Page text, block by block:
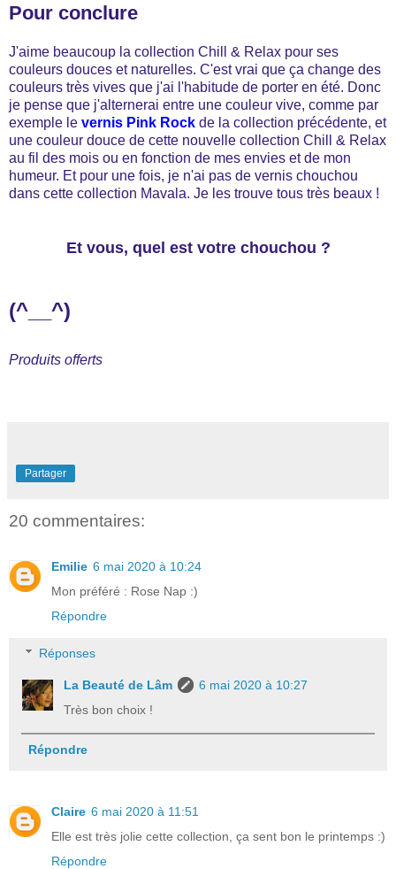
Pour conclure
J'aime beaucoup la collection Chill & Relax pour ses
couleurs douces et naturelles. C'est vrai que ça change des
couleurs très vives que j'ai l'habitude de porter en été. Donc
je pense que j'alternerai entre une couleur vive, comme par
exemple le vernis Pink Rock de la collection précédente, et
une couleur douce de cette nouvelle collection Chill & Relax
au fil des mois ou en fonction de mes envies et de mon
humeur. Et pour une fois, je n'ai pas de vernis chouchou
dans cette collection Mavala. Je les trouve tous très beaux !
Et vous, quel est votre chouchou ?
(^__^)
Produits offerts
Partager
20 commentaires:
Emilie 6 mai 2020 à 10:24
Mon préféré : Rose Nap :)
Répondre
Réponses
La Beauté de Lâm
6 mai 2020 à 10:27
Très bon choix !
Répondre
Claire 6 mai 2020 à 11:51
Elle est très jolie cette collection, ça sent bon le printemps :)
Répondre